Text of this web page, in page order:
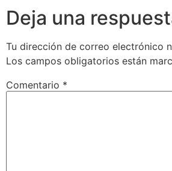
Deja una
Tu dirección de correo electrónico
Los campos obligatorios están
Comentario *